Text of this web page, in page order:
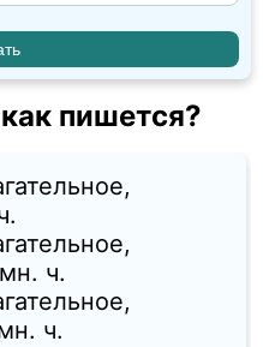
пишется?
ч.
ч.